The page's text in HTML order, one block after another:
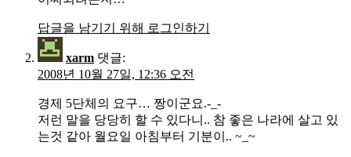
답글을 남기기 위해 로그인하기
xarm 댓글:
2008년 10월 27일, 12:36 오전
경제 5단체의 요구… 짱이군요.-_-
저런 말을 당당히 할 수 있다니.. 참 좋은 나라에 살고 있
는것 같아 월요일 아침부터 기분이.. ~_~